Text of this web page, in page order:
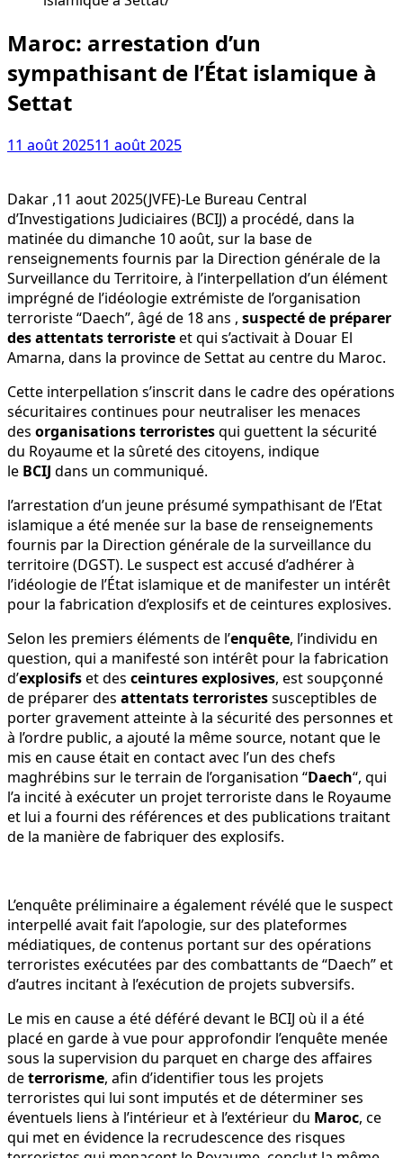
Maroc: arrestation d’un
sympathisant de l’État islamique à
Settat
11 août 202511 août 2025
Dakar ,11 aout 2025(JVFE)-Le Bureau Central
d’Investigations Judiciaires (BCIJ) a procédé, dans la
matinée du dimanche 10 août, sur la base de
renseignements fournis par la Direction générale de la
Surveillance du Territoire, à l’interpellation d’un élément
imprégné de l’idéologie extrémiste de l’organisation
terroriste “Daech”, âgé de 18 ans , suspecté de préparer
des attentats terroristeet qui s’activait à Douar El
Amarna, dans la province de Settat au centre du Maroc.
Cette interpellation s’inscrit dans le cadre des opérations
sécuritaires continues pour neutraliser les menaces
des organisations terroristesqui guettent la sécurité
du Royaume et la sûreté des citoyens, indique
le BCIJ dans un communiqué.
l’arrestation d’un jeune présumé sympathisant de l’Etat
islamique a été menée sur la base de renseignements
fournis par la Direction générale de la surveillance du
territoire (DGST). Le suspect est accusé d’adhérer à
l’idéologie de l’État islamique et de manifester un intérêt
pour la fabrication d’explosifs et de ceintures explosives.
Selon les premiers éléments de l’enquête, l’individu en
question, qui a manifesté son intérêt pour la fabrication
d’explosifset des ceintures explosives, est soupçonné
de préparer des attentats terroristessusceptibles de
porter gravement atteinte à la sécurité des personnes et
à l’ordre public, a ajouté la même source, notant que le
mis en cause était en contact avec l’un des chefs
maghrébins sur le terrain de l’organisation “Daech“, qui
l’a incité à exécuter un projet terroriste dans le Royaume
et lui a fourni des références et des publications traitant
de la manière de fabriquer des explosifs.
L’enquête préliminaire a également révélé que le suspect
interpellé avait fait l’apologie, sur des plateformes
médiatiques, de contenus portant sur des opérations
terroristes exécutées par des combattants de “Daech” et
d’autres incitant à l’exécution de projets subversifs.
Le mis en cause a été déféré devant le BCIJ où il a été
placé en garde à vue pour approfondir l’enquête menée
sous la supervision du parquet en charge des affaires
deterrorisme, afin d’identifier tous les projets
terroristes qui lui sont imputés et de déterminer ses
éventuels liens à l’intérieur et à l’extérieur du Maroc, ce
qui met en évidence la recrudescence des risques